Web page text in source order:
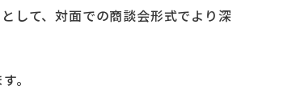
して、対面での商談会形式でより深
。